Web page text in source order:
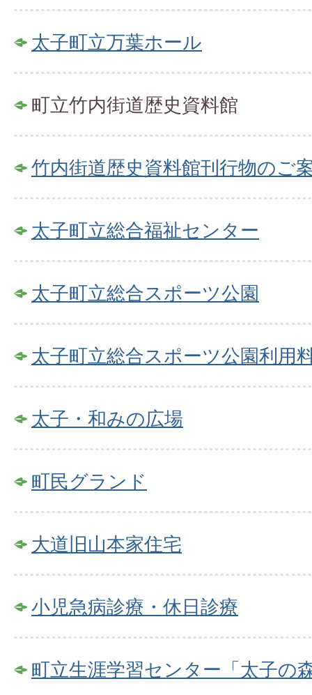
太子町立万葉ホール
町立竹内街道歴史資料館
竹内街道歴史資料館刊行物のご
太子町立総合福祉センター
太子町立総合スポーツ公園
太子町立総合スポーツ公園利用
太子・和みの広場
町民グランド
大道旧山本家住宅
小児急病診療・休日診療
町立生涯学習センター「太子の